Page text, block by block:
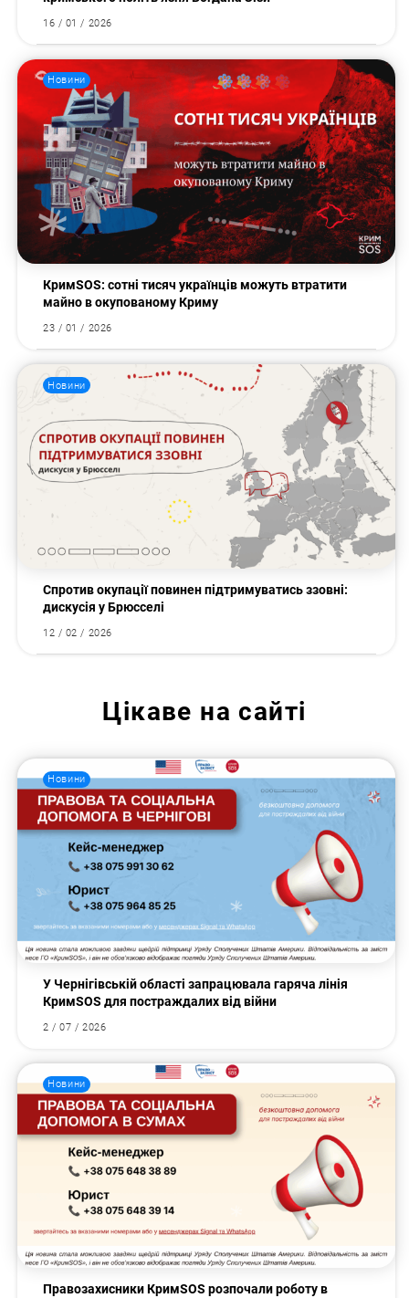
16 / 01 / 2026
Новини
КримSOS: сотні тисяч українців можуть втратити
майно в окупованому Криму
23 / 01 / 2026
Новини
Спротив окупації повинен підтримуватись ззовні:
дискусія у Брюсселі
12 / 02 / 2026
Цікаве на сайті
Новини
У Чернігівській області запрацювала гаряча лінія
КримSOS для постраждалих від війни
2 / 07 / 2026
Новини
Правозахисники КримSOS розпочали роботу в